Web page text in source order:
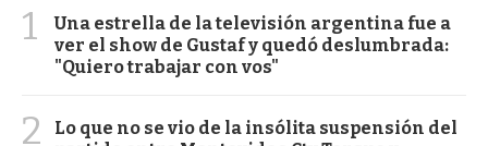
1
Una estrella de la televisión argentina fue a
ver el show de Gustaf y quedó deslumbrada:
"Quiero trabajar con vos"
2
Lo que no se vio de la insólita suspensión del